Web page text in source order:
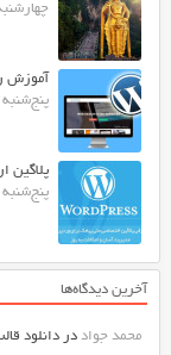
چهارشنبه ، 28
آموزش
پنج‌شنبه ، 13
پلاگین
پنج‌شنبه ، 25
آخرین دیدگاه‌ها
محمد جواددر دانلود